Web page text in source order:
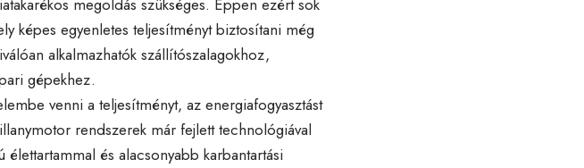
megoldás szükséges. Éppen ezért sok
képes egyenletes teljesítményt biztosítani még
alkalmazhatók szállítószalagokhoz,
gépekhez.
venni a teljesítményt, az energiafogyasztást
rendszerek már fejlett technológiával
és alacsonyabb karbantartási